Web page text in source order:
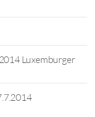
Luxemburger